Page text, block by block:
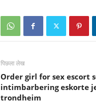
पिछला लेख
Order girl for sex escort
intimbarbering eskorte
trondheim